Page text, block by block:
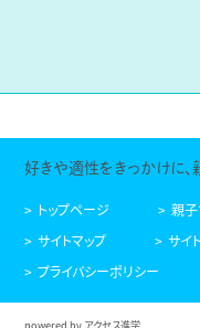
好きや適性をきっかけに
トップページ
親
サイトマップ
サイ
プライバシーポリシー
powered by アクセス進学